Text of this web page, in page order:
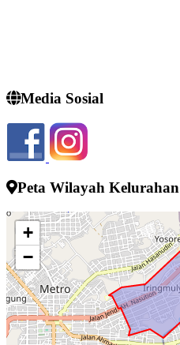
Media Sosial
Peta Wilayah Kelurahan
+
−